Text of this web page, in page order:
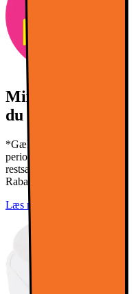
Mix & Match:
du køber for*
*Gælder ved køb af min. 2
perioden 03/08 - 16/08 2026.
restsalgsprodukter. Kan ikke
Rabat frafalder ved retur.
Læs mere